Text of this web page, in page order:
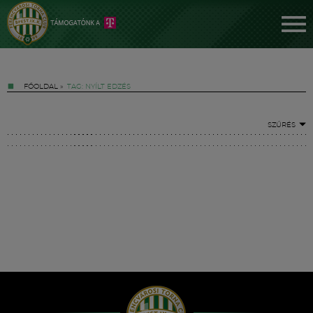
FŐOLDAL » TAG: NYÍLT EDZÉS
SZŰRÉS
Hírek